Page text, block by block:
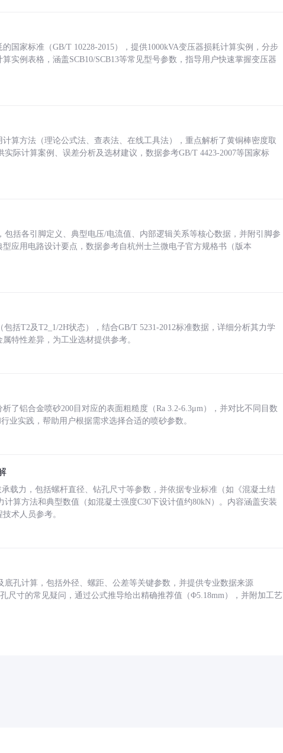
国家标准（GB/T 10228-2015），提供1000kVA变压器损耗计算实例，分步
实例表格，涵盖SCB10/SCB13等常见型号参数，指导用户快速掌握变压器
算方法（理论公式法、查表法、在线工具法），重点解析了黄铜棒密度取
实际计算案例、误差分析及选材建议，数据参考GB/T 4423-2007等国家标
包括各引脚定义、典型电压/电流值、内部逻辑关系等核心数据，并附引脚参
应用电路设计要点，数据参考自杭州士兰微电子官方规格书（版本
括T2及T2_1/2H状态），结合GB/T 5231-2012标准数据，详细分析其力学
特性差异，为工业选材提供参考。
了铝合金喷砂200目对应的表面粗糙度（Ra 3.2-6.3μm），并对比不同目数
业实践，帮助用户根据需求选择合适的喷砂参数。
载力，包括螺杆直径、钻孔尺寸等参数，并依据专业标准（如《混凝土结
计算方法和典型数值（如混凝土强度C30下设计值约80kN）。内容涵盖安装
术人员参考。
底孔计算，包括外径、螺距、公差等关键参数，并提供专业数据来源
尺寸的常见疑问，通过公式推导给出精确推荐值（Φ5.18mm），并附加工艺